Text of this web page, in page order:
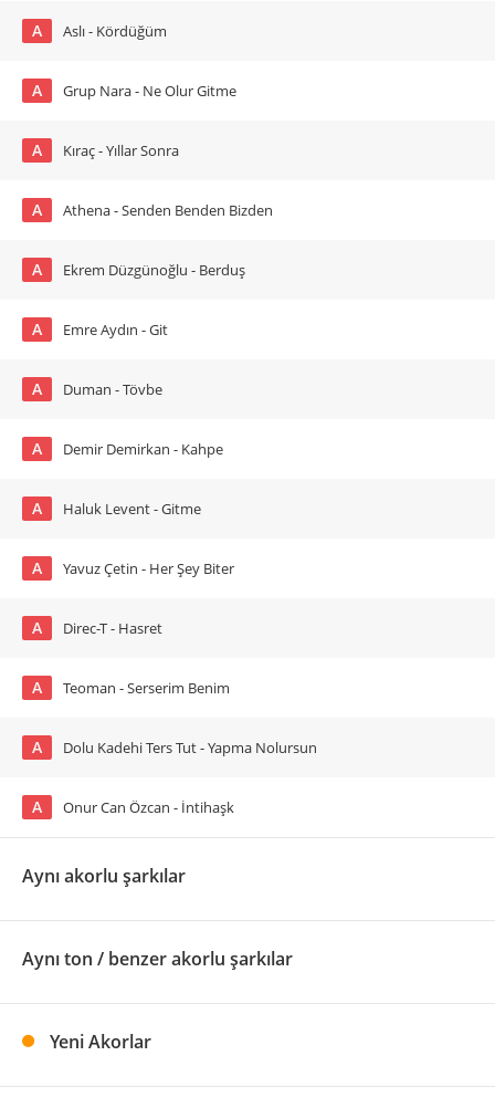
A Aslı - Kördüğüm
A Grup Nara - Ne Olur Gitme
A Kıraç - Yıllar Sonra
A Athena - Senden Benden Bizden
A Ekrem Düzgünoğlu - Berduş
A Emre Aydın - Git
A Duman - Tövbe
A Demir Demirkan - Kahpe
A Haluk Levent - Gitme
A Yavuz Çetin - Her Şey Biter
A Direc-T - Hasret
A Teoman - Serserim Benim
A Dolu Kadehi Ters Tut - Yapma Nolursun
A Onur Can Özcan - İntihaşk
Aynı akorlu şarkılar
Aynı ton / benzer akorlu şarkılar
Yeni Akorlar